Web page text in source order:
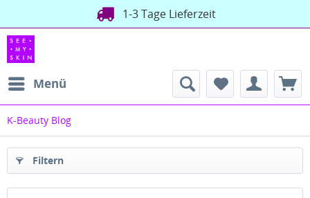
1-3 Tage Lieferzeit
Menü
K-Beauty Blog
Filtern